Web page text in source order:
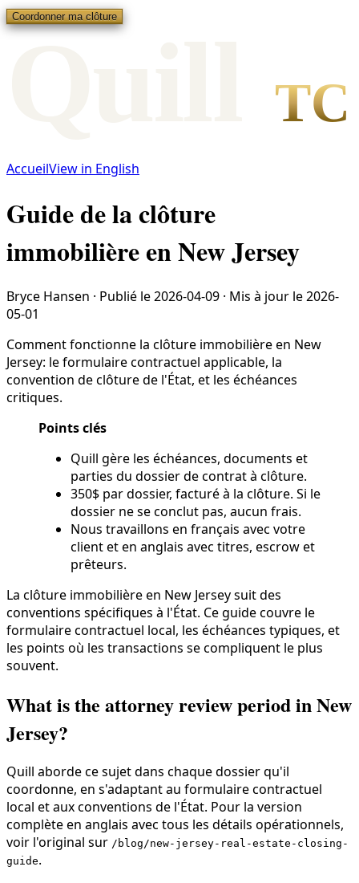
Coordonner ma clôture
TC
AccueilView in English
Guide de la clôture
immobilière en New Jersey
Bryce Hansen · Publié le2026-04-09 · Mis à jour le2026-
05-01
Comment fonctionne la clôture immobilière en New
Jersey: le formulaire contractuel applicable, la
convention de clôture de l'État, et les échéances
critiques.
Points clés
Quill gère les échéances, documents et
parties du dossier de contrat à clôture.
350$ par dossier, facturé à la clôture. Si le
dossier ne se conclut pas, aucun frais.
Nous travaillons en français avec votre
client et en anglais avec titres, escrow et
prêteurs.
La clôture immobilière en New Jersey suit des
conventions spécifiques à l'État. Ce guide couvre le
formulaire contractuel local, les échéances typiques, et
les points où les transactions se compliquent le plus
souvent.
What is the attorney review period in New
Jersey?
Quill aborde ce sujet dans chaque dossier qu'il
coordonne, en s'adaptant au formulaire contractuel
local et aux conventions de l'État. Pour la version
complète en anglais avec tous les détails opérationnels,
voir l'original sur /blog/new-jersey-real-estate-closing-
guide.